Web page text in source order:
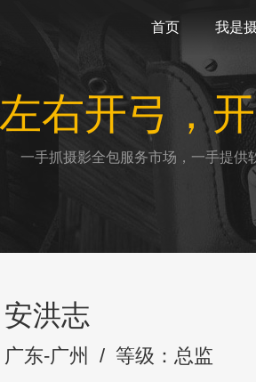
首页 我是
左右开弓，
一手抓摄影全包服务市场，一手提供
安洪志
广东-广州 / 等级：总监